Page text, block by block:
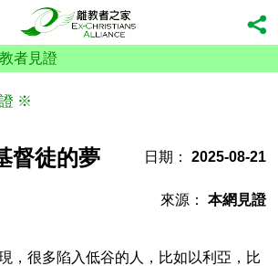
者見證
※
督徒的夢 日期： 2025-08-21
來源： 本網見證
，很多陷入低谷的人，比如以利亞，比